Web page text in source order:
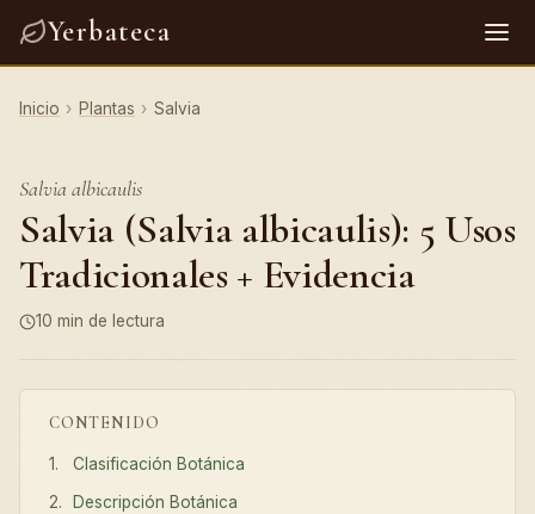
Yerbateca
Inicio › Plantas › Salvia
Salvia albicaulis
Salvia (Salvia albicaulis): 5 Usos
Tradicionales + Evidencia
10 min de lectura
CONTENIDO
Clasificación Botánica
Descripción Botánica